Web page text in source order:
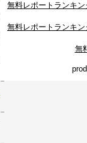
無料レポートランキ
無料レポートランキ
無